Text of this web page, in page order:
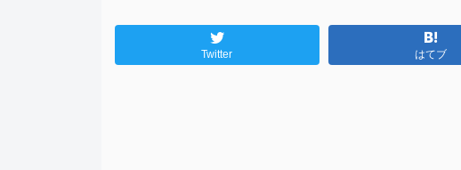
Twitter はてブ